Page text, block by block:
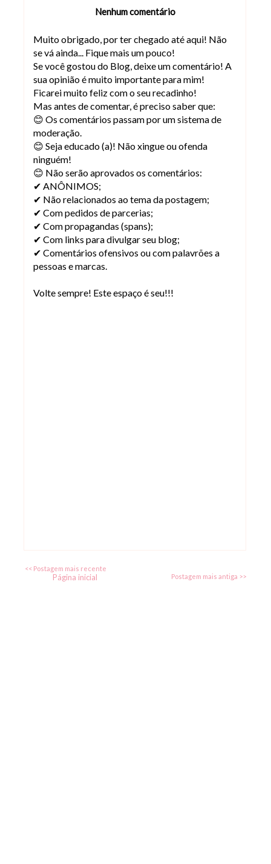
Nenhum comentário
Muito obrigado, por ter chegado até aqui! Não
se vá ainda... Fique mais um pouco!
Se você gostou do Blog, deixe um comentário! A
sua opinião é muito importante para mim!
Ficarei muito feliz com o seu recadinho!
Mas antes de comentar, é preciso saber que:
😊 Os comentários passam por um sistema de
moderação.
😊 Seja educado (a)! Não xingue ou ofenda
ninguém!
😊 Não serão aprovados os comentários:
✔ ANÔNIMOS;
✔ Não relacionados ao tema da postagem;
✔ Com pedidos de parcerias;
✔ Com propagandas (spans);
✔ Com links para divulgar seu blog;
✔ Comentários ofensivos ou com palavrões a
pessoas e marcas.
Volte sempre! Este espaço é seu!!!
<< Postagem mais recente
Postagem mais antiga >>
Página inicial